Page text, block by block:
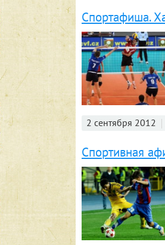
Спортафиша.
2 сентября 2012
Спортивная